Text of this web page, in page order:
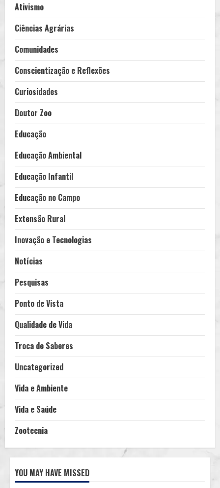
Ativismo
Ciências Agrárias
Comunidades
Conscientização e Reflexões
Curiosidades
Doutor Zoo
Educação
Educação Ambiental
Educação Infantil
Educação no Campo
Extensão Rural
Inovação e Tecnologias
Notícias
Pesquisas
Ponto de Vista
Qualidade de Vida
Troca de Saberes
Uncategorized
Vida e Ambiente
Vida e Saúde
Zootecnia
YOU MAY HAVE MISSED